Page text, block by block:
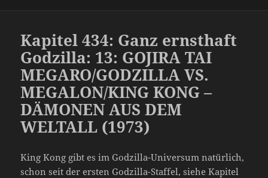
Kapitel 434: Ganz ernsthaft
Godzilla: 13: GOJIRA TAI
MEGARO/GODZILLA VS.
MEGALON/KING KONG –
DÄMONEN AUS DEM
WELTALL (1973)
King Kong gibt es im Godzilla-Universum natürlich,
schon seit der ersten Godzilla-Staffel, siehe Kapitel